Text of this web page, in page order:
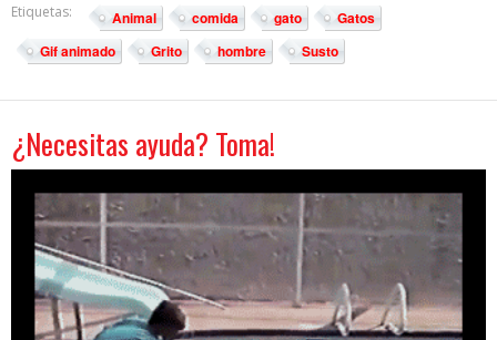
Etiquetas: Animal comida gato
Gatos
Gif animado
Grito hombre Susto
¿Necesitas ayuda? Toma!